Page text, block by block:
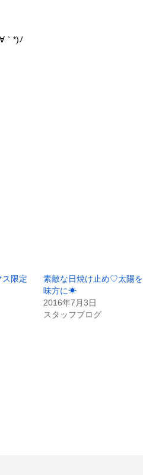
｀*)ﾉ
ス限定
素敵な日焼け止め♡太陽を
味方に☀
2016年7月3日
スタッフブログ